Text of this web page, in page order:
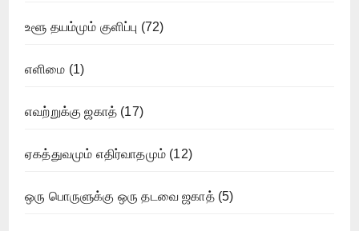
உளூ தயம்மும் குளிப்பு (72)
எளிமை (1)
எவற்றுக்கு ஜகாத் (17)
ஏகத்துவமும் எதிர்வாதமும் (12)
ஒரு பொருளுக்கு ஒரு தடவை ஜகாத்(5)